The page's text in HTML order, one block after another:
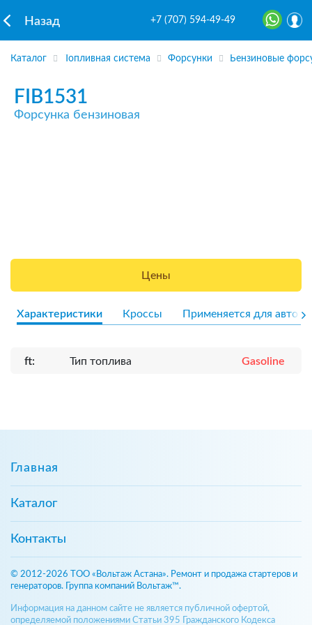
Назад +7 (707) 594-49-49
Каталог Топливная система Форсунки Бензиновые
FIB1531
Форсунка бензиновая
Цены
Характеристики Кроссы Применяется для авто
ft: Тип топлива Gasoline
Главная
Каталог
Контакты
© 2012-2026 ТОО «Вольтаж Астана». Ремонт и продажа стартеров и
генераторов. Группа компаний Вольтаж™.
Информация на данном сайте не является публичной офертой,
определяемой положениями Статьи 395 Гражданского Кодекса